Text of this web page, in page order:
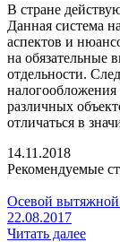
В стране
Данная система
аспектов и
на обязательные
отдельности.
различных
отличаться в
14.11.2018
Рекомендуемые
Осевой вытяжной
22.08.2017
Читать далее